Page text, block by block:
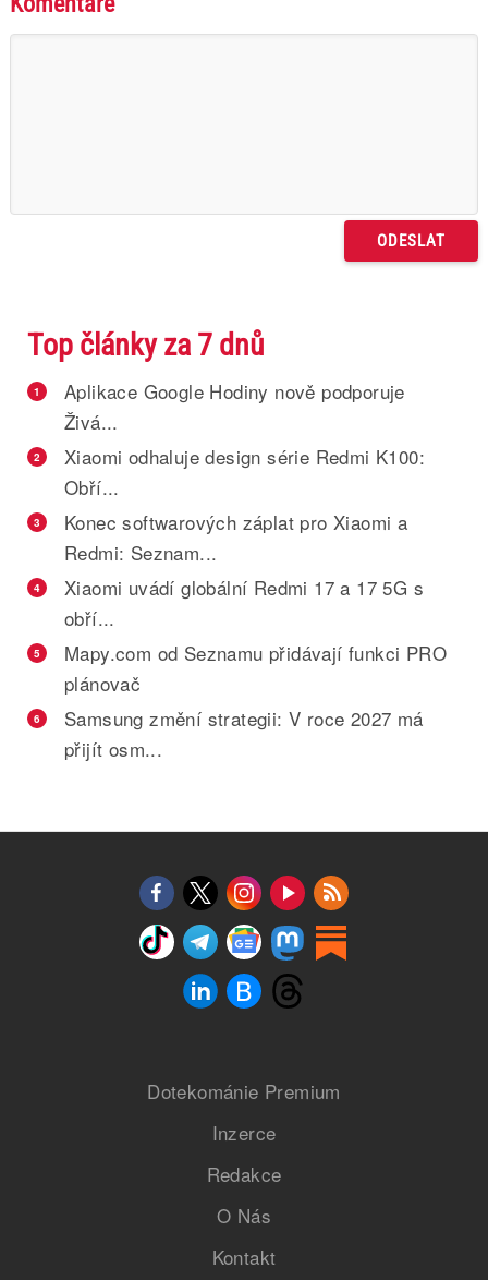
Top články za 7 dnů
1
Aplikace Google Hodiny nově podporuje
Živá...
2
Xiaomi odhaluje design série Redmi K100:
Obří...
3
Konec softwarových záplat pro Xiaomi a
Redmi: Seznam...
4
Xiaomi uvádí globální Redmi 17 a 17 5G s
obří...
5
Mapy.com od Seznamu přidávají funkci PRO
plánovač
6
Samsung změní strategii: V roce 2027 má
přijít osm...
Dotekománie Premium
Inzerce
Redakce
O Nás
Kontakt